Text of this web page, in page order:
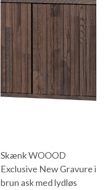
Skænk WOOOD
Exclusive New Gravure i
brun ask med lydløs